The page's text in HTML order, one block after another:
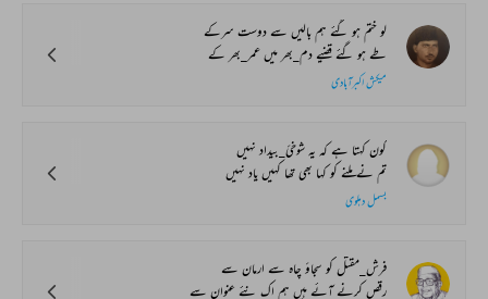
لو ختم ہو گئے ہم بالیں سے دوست سرکے
طے ہو گئے قضیے دم_بھر میں عمر_بھر کے
میکش اکبرآبادی
کون کہتا ہے کہ یہ شوخیٔ_بیداد نہیں
تم نے ملنے کو کہا بھی تھا کہیں یاد نہیں
بسمل دہلوی
فرش_مقتل کو سجاؤ چاہ سے ارمان سے
رقص کرنے آئے ہیں ہم اک نئے عنوان سے